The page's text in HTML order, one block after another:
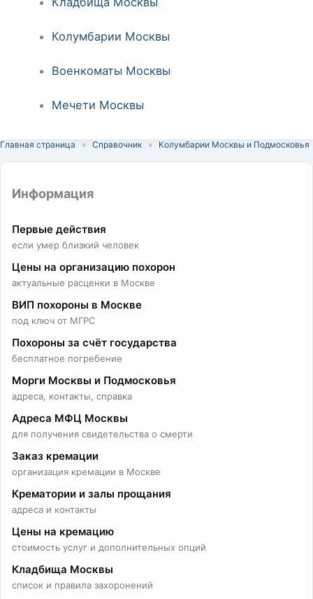
Колумбарии Москвы
Военкоматы Москвы
Мечети Москвы
Главная страница » Справочник » Колумбарии Москвы и Подмосковья
Информация
Первые действия
если умер близкий человек
Цены на организацию похорон
актуальные расценки в Москве
ВИП похороны в Москве
под ключ от МГРС
Похороны за счёт государства
бесплатное погребение
Морги Москвы и Подмосковья
адреса, контакты, справка
Адреса МФЦ Москвы
для получения свидетельства о смерти
Заказ кремации
организация кремации в Москве
Крематории и залы прощания
адреса и контакты
Цены на кремацию
стоимость услуг и дополнительных опций
Кладбища Москвы
список и правила захоронений
Колумбарий на Пятницком